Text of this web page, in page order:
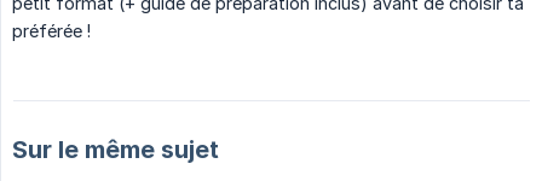
préférée !
Sur le même sujet